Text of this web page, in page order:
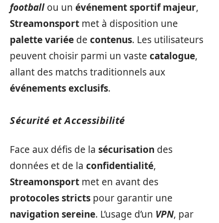
football ou un événement sportif majeur,
Streamonsport met à disposition une
palette variée de contenus. Les utilisateurs
peuvent choisir parmi un vaste catalogue,
allant des matchs traditionnels aux
événements exclusifs.
Sécurité et Accessibilité
Face aux défis de la sécurisation des
données et de la confidentialité,
Streamonsport met en avant des
protocoles stricts pour garantir une
navigation sereine. L’usage d’un VPN, par